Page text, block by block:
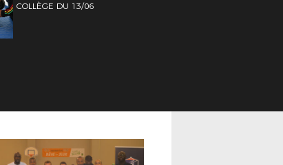
COLLÈGE DU 13/06